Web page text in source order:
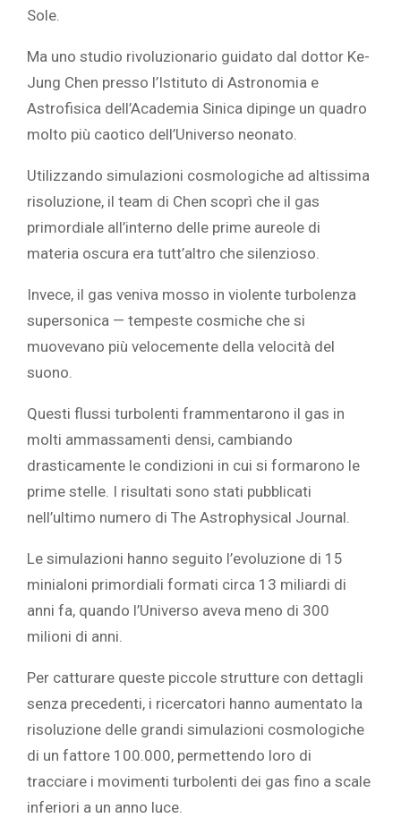
Sole.
Ma uno studio rivoluzionario guidato dal dottor Ke-
Jung Chen presso l’Istituto di Astronomia e
Astrofisica dell’Academia Sinica dipinge un quadro
molto più caotico dell’Universo neonato.
Utilizzando simulazioni cosmologiche ad altissima
risoluzione, il team di Chen scoprì che il gas
primordiale all’interno delle prime aureole di
materia oscura era tutt’altro che silenzioso.
Invece, il gas veniva mosso in violente turbolenza
supersonica — tempeste cosmiche che si
muovevano più velocemente della velocità del
suono.
Questi flussi turbolenti frammentarono il gas in
molti ammassamenti densi, cambiando
drasticamente le condizioni in cui si formarono le
prime stelle. I risultati sono stati pubblicati
nell’ultimo numero di The Astrophysical Journal.
Le simulazioni hanno seguito l’evoluzione di 15
minialoni primordiali formati circa 13 miliardi di
anni fa, quando l’Universo aveva meno di 300
milioni di anni.
Per catturare queste piccole strutture con dettagli
senza precedenti, i ricercatori hanno aumentato la
risoluzione delle grandi simulazioni cosmologiche
di un fattore 100.000, permettendo loro di
tracciare i movimenti turbolenti dei gas fino a scale
inferiori a un anno luce.